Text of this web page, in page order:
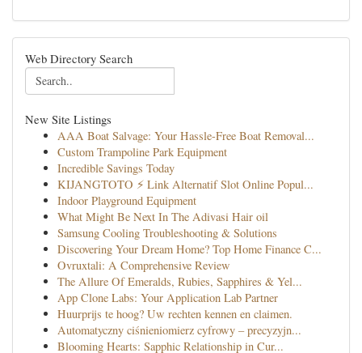
Web Directory Search
New Site Listings
AAA Boat Salvage: Your Hassle-Free Boat Removal...
Custom Trampoline Park Equipment
Incredible Savings Today
KIJANGTOTO ⚡ Link Alternatif Slot Online Popul...
Indoor Playground Equipment
What Might Be Next In The Adivasi Hair oil
Samsung Cooling Troubleshooting & Solutions
Discovering Your Dream Home? Top Home Finance C...
Ovruxtali: A Comprehensive Review
The Allure Of Emeralds, Rubies, Sapphires & Yel...
App Clone Labs: Your Application Lab Partner
Huurprijs te hoog? Uw rechten kennen en claimen.
Automatyczny ciśnieniomierz cyfrowy – precyzyjn...
Blooming Hearts: Sapphic Relationship in Cur...